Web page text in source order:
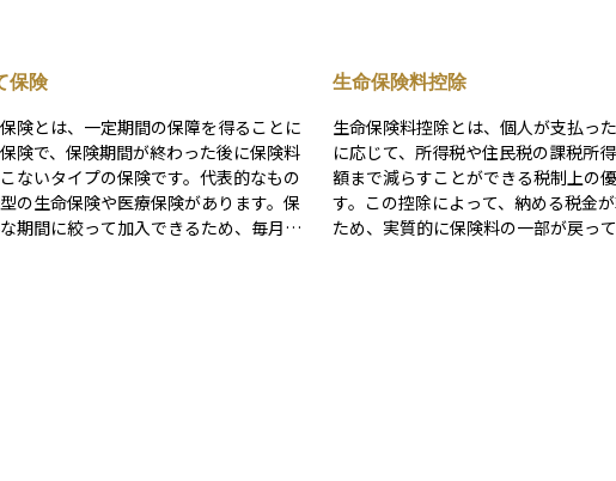
保険
険とは、一定期間の保障を得ることに
険で、保険期間が終わった後に保険料
ないタイプの保険です。代表的なもの
の生命保険や医療保険があります。保
期間に絞って加入できるため、毎月の
生命保険料控除
生命保険料控除とは、個人が支払っ
に応じて、所得税や住民税の課税所
額まで減らすことができる税制上の
す。この控除によって、納める税金
ため、実質的に保険料の一部が戻っ